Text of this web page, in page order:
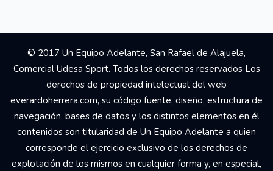
© 2017 Un Equipo Adelante, San Rafael de Alajuela,
Comercial Udesa Sport. Todos los derechos reservados Los
derechos de propiedad intelectual del web
everardoherrera.com, su código fuente, diseño, estructura de
navegación, bases de datos y los distintos elementos en él
contenidos son titularidad de Un Equipo Adelante a quien
corresponde el ejercicio exclusivo de los derechos de
explotación de los mismos en cualquier forma y, en especial,